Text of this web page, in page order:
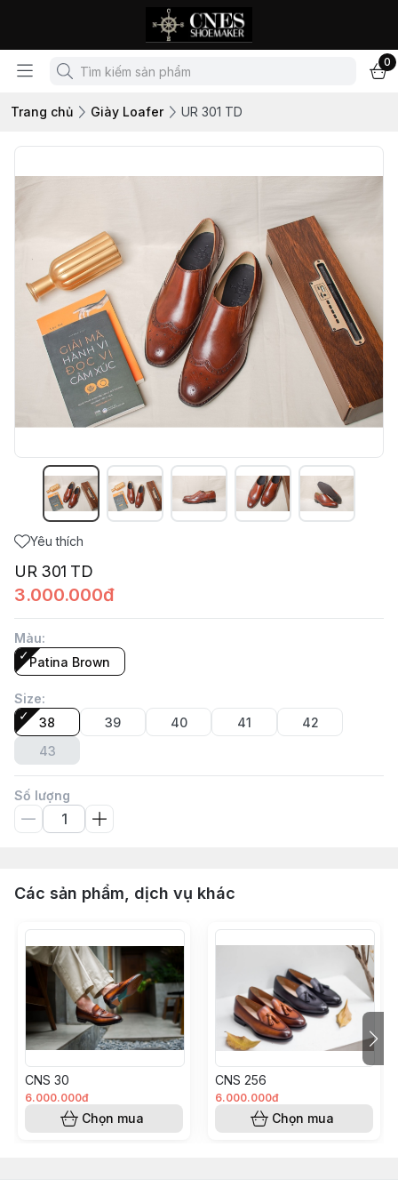
0
Trang chủ Giày Loafer UR 301 TD
Yêu thích
UR 301 TD
3.000.000đ
Màu:
Patina Brown
Size:
38
39 40 41
42
43
Số lượng
Các sản phẩm, dịch vụ khác
CNS 30
6.000.000đ
Chọn mua
CNS 256
6.000.000đ
Chọn mua